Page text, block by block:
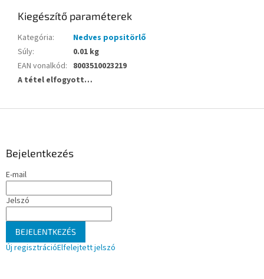
Kiegészítő paraméterek
Kategória:
Nedves popsitörlő
Súly:
0.01 kg
EAN vonalkód: 8003510023219
A tétel elfogyott…
Bejelentkezés
E-mail
Jelszó
BEJELENTKEZÉS
Új regisztrációElfelejtett jelszó